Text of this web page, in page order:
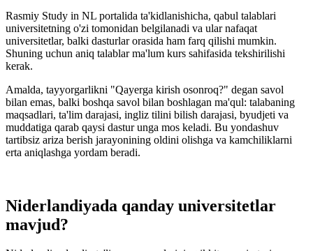
Rasmiy Study in NL portalida ta'kidlanishicha, qabul talablari
universitetning o'zi tomonidan belgilanadi va ular nafaqat
universitetlar, balki dasturlar orasida ham farq qilishi mumkin.
Shuning uchun aniq talablar ma'lum kurs sahifasida tekshirilishi
kerak.
Amalda, tayyorgarlikni "Qayerga kirish osonroq?" degan savol
bilan emas, balki boshqa savol bilan boshlagan ma'qul: talabaning
maqsadlari, ta'lim darajasi, ingliz tilini bilish darajasi, byudjeti va
muddatiga qarab qaysi dastur unga mos keladi. Bu yondashuv
tartibsiz ariza berish jarayonining oldini olishga va kamchiliklarni
erta aniqlashga yordam beradi.
Niderlandiyada qanday universitetlar
mavjud?